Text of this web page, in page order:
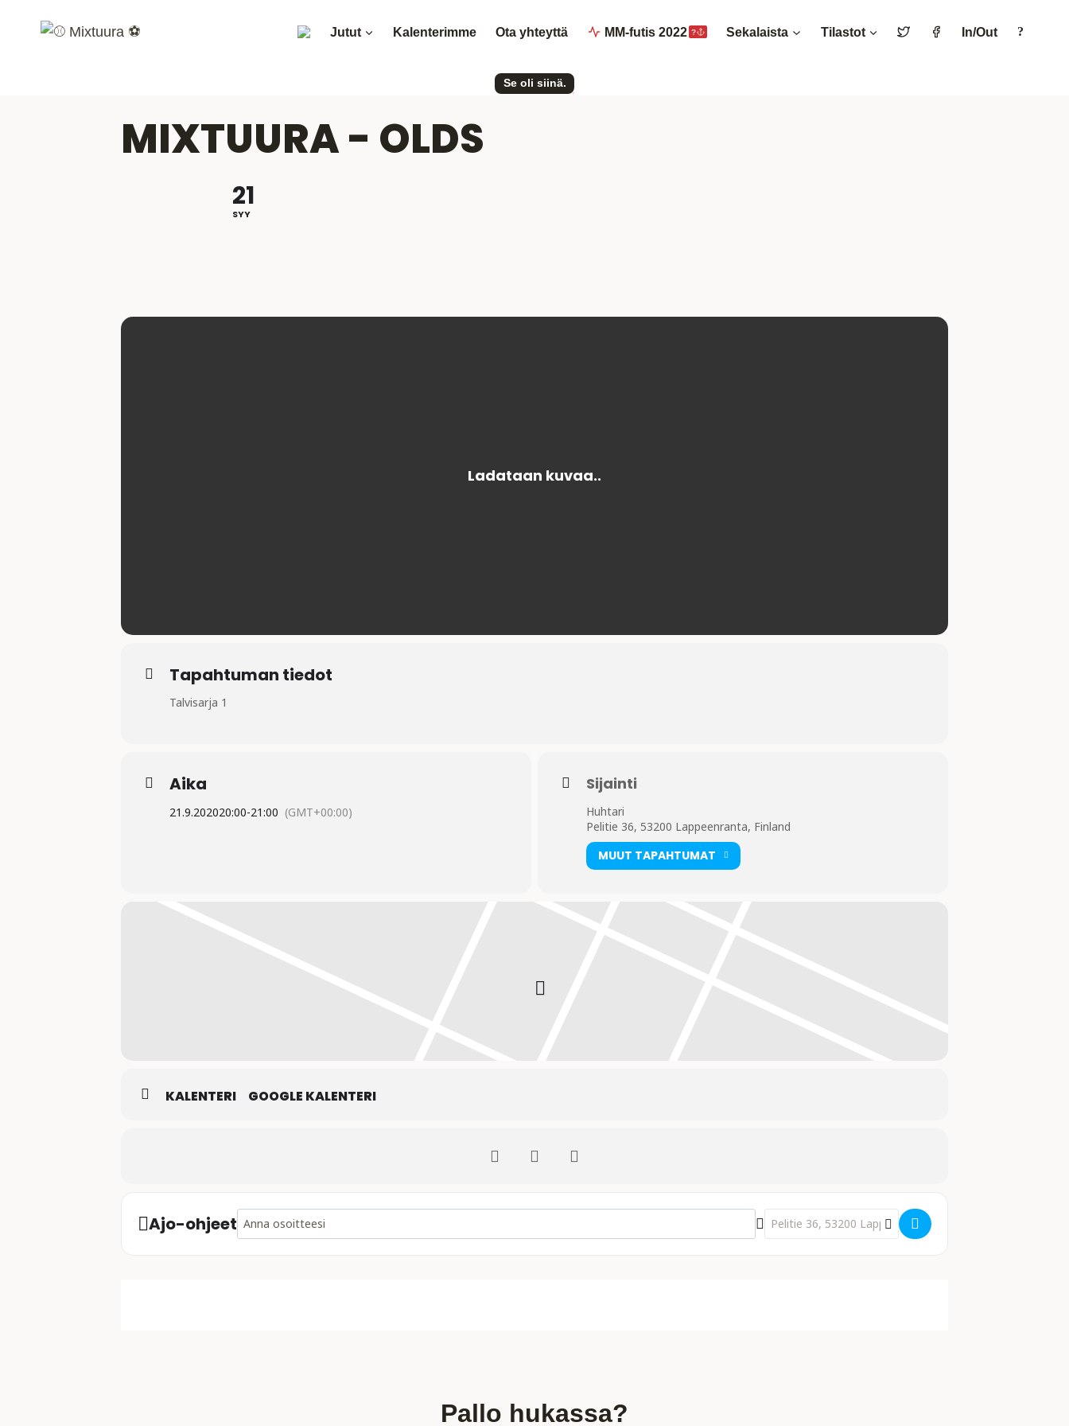
sisältöön
Jutut Kalenterimme Ota yhteyttä MM-futis 2022 ? Sekalaista Tilastot In/Out
Se oli siinä.
MIXTUURA - OLDS
21
SYY
Tapahtuman tiedot
Talvisarja 1
Aika
21.9.202020:00-21:00 (GMT+00:00)
Sijainti
Huhtari
Pelitie 36, 53200 Lappeenranta, Finland
MUUT TAPAHTUMAT
KALENTERI GOOGLE KALENTERI
Ajo-ohjeet Address - Mixtuura - Olds [] Destination Address - Mixtuura - Olds []
Pallo hukassa?